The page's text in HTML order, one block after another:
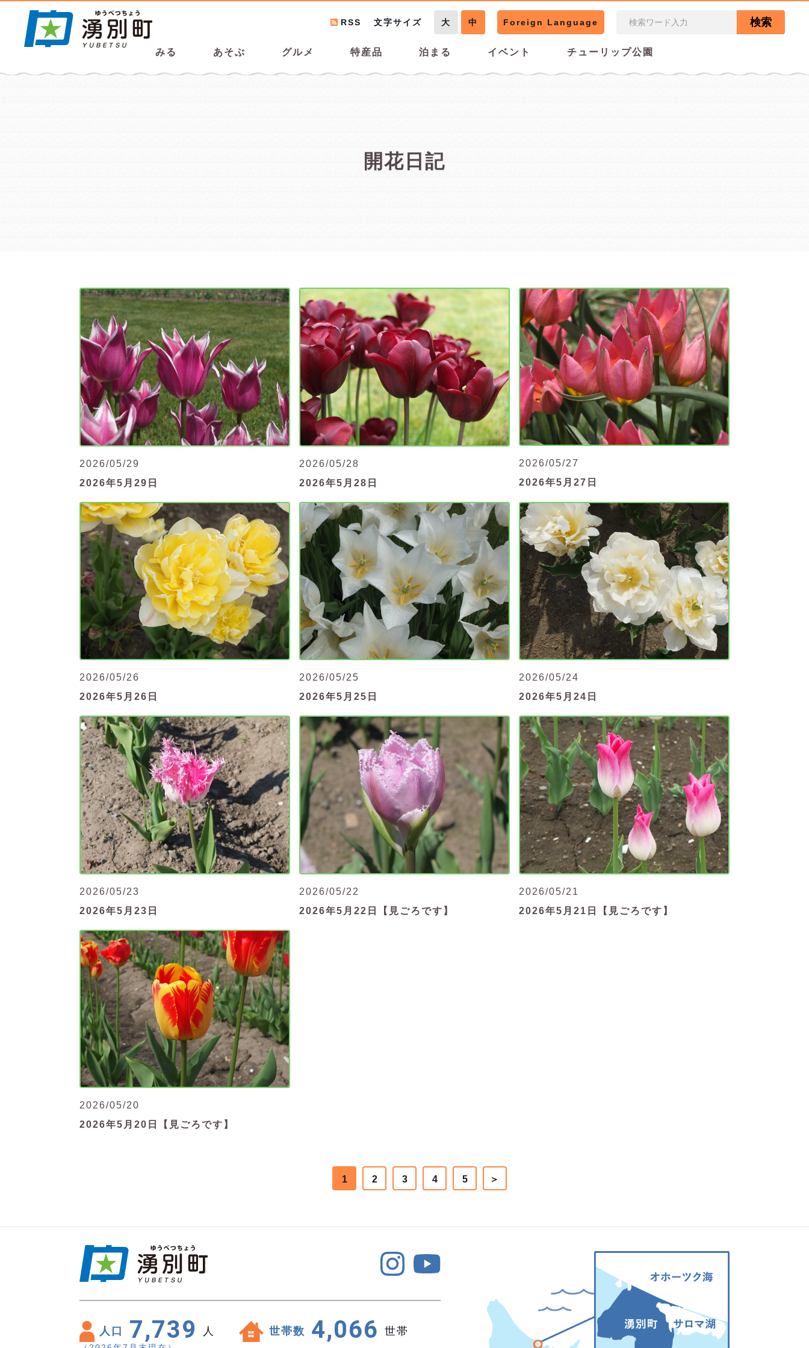
みる あそぶ グルメ 特産品 泊まる イベント チューリップ公園
RSS 文字サイズ 大 中 Foreign Language 検索
開花日記
2026/05/29
2026年5月29日
2026/05/28
2026年5月28日
2026/05/27
2026年5月27日
2026/05/26
2026年5月26日
2026/05/25
2026年5月25日
2026/05/24
2026年5月24日
2026/05/23
2026年5月23日
2026/05/22
2026年5月22日【見ごろです】
2026/05/21
2026年5月21日【見ごろです】
2026/05/20
2026年5月20日【見ごろです】
1 2 3 4 5 ＞
人口 7,739 人 世帯数 4,066 世帯